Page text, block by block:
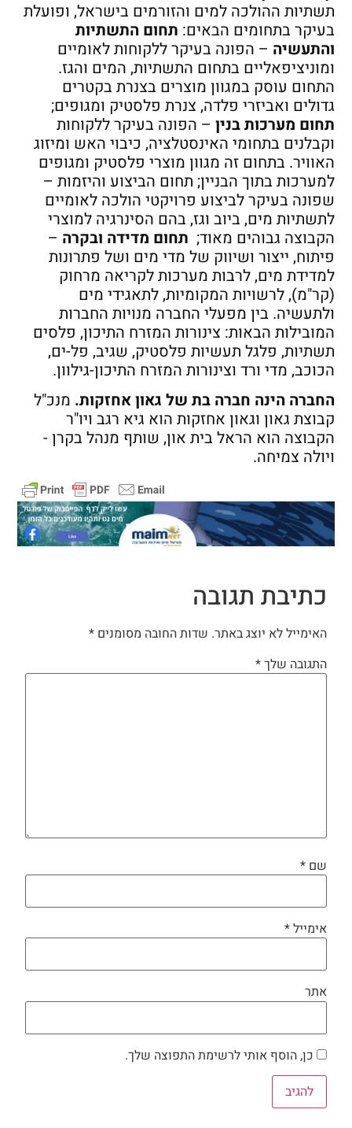
תשתיות ההולכה למים והזורמים בישראל, ופועלת
בעיקר בתחומים הבאים: תחום התשתיות
והתעשיה – הפונה בעיקר ללקוחות לאומיים
ומוניציפאליים בתחום התשתיות, המים והגז.
התחום עוסק במגוון מוצרים בצנרת בקטרים
גדולים ואביזרי פלדה, צנרת פלסטיק ומגופים;
תחום מערכות בנין– הפונה בעיקר ללקוחות
וקבלנים בתחומי האינסטלציה, כיבוי האש ומיזוג
האוויר. בתחום זה מגוון מוצרי פלסטיק ומגופים
למערכות בתוך הבניין; תחום הביצוע והיזמות –
שפונה בעיקר לביצוע פרויקטי הולכה לאומיים
לתשתיות מים, ביוב וגז, בהם הסינרגיה למוצרי
הקבוצה גבוהים מאוד; תחום מדידה ובקרה –
פיתוח, ייצור ושיווק של מדי מים ושל פתרונות
למדידת מים, לרבות מערכות לקריאה מרחוק
(קר"מ), לרשויות המקומיות, לתאגידי מים
ולתעשיה. בין מפעלי החברה מנויות החברות
המובילות הבאות: צינורות המזרח התיכון, פלסים
תשתיות, פלגל תעשיות פלסטיק, שגיב, פל-ים,
הכוכב, מדי ורד וצינורות המזרח התיכון-גילוון.
החברה הינה חברה בת של גאון אחזקות. מנכ"ל
קבוצת גאון וגאון אחזקות הוא גיא רגב ויו"ר
הקבוצה הוא הראל בית און, שותף מנהל בקרן -
ויולה צמיחה.
כתיבת תגובה
האימייל לא יוצג באתר. שדות החובה מסומנים *
התגובה שלך*
שם *
אימייל*
אתר
כן, הוסף אותי לרשימת התפוצה שלך.